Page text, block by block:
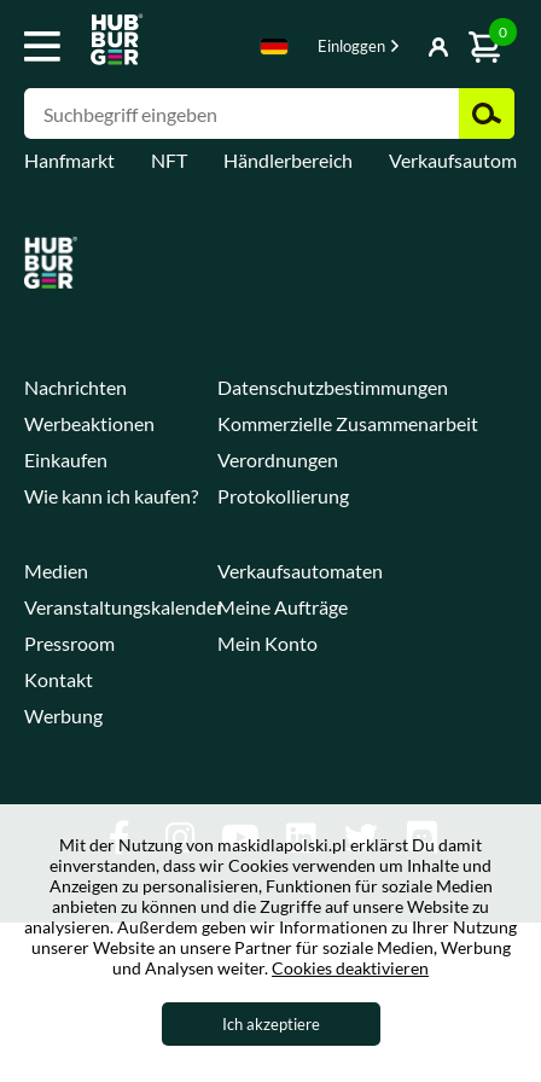
Einloggen
0
Hanfmarkt NFT Händlerbereich
Nachrichten
Werbeaktionen
Einkaufen
Wie kann ich kaufen?
Datenschutzbestimmungen
Kommerzielle Zusammenarbeit
Verordnungen
Protokollierung
Medien
Veranstaltungskalender
Pressroom
Kontakt
Werbung
Verkaufsautomaten
Meine Aufträge
Mein Konto
Mit der Nutzung von maskidlapolski.pl erklärst Du damit
einverstanden, dass wir Cookies verwenden um Inhalte und
Anzeigen zu personalisieren, Funktionen für soziale Medien
anbieten zu können und die Zugriffe auf unsere Website zu
analysieren. Außerdem geben wir Informationen zu Ihrer Nutzung
unserer Website an unsere Partner für soziale Medien, Werbung
und Analysen weiter.Cookies deaktivieren
Ich akzeptiere